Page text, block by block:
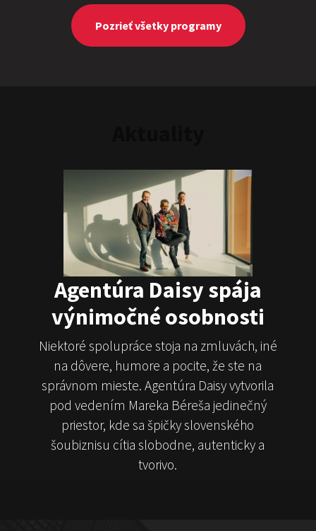
Show program
Marcel Forgáč
Michal Hudák Marián Čekovský
JEDEN NA DVOCH
Show program
Juraj Šoko Tabaček
Michal Hudák
Čekovský
ČekyPOINT
Show program
Marián Čekovský
Pozrieť všetky programy
Agentúra Daisy spája
výnimočné osobnosti
Niektoré spolupráce stoja na zmluvách, iné
na dôvere, humore a pocite, že ste na
správnom mieste. Agentúra Daisy vytvorila
pod vedením Mareka Béreša jedinečný
priestor, kde sa špičky slovenského
šoubiznisu cítia slobodne, autenticky a
tvorivo.